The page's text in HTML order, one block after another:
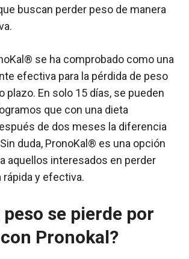
buscan perder peso de manera
se ha comprobado como una
efectiva para la pérdida de peso
plazo. En solo 15 días, se pueden
que con una dieta
de dos meses la diferencia
duda, PronoKal® es una opción
aquellos interesados en perder
y efectiva.
se pierde por
Pronokal?